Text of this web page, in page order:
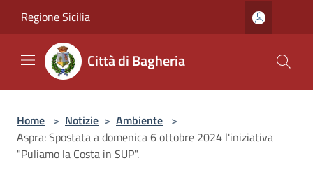
Regione Sicilia
Città di Bagheria
Home > Notizie > Ambiente >
Aspra: Spostata a domenica 6 ottobre 2024 l'iniziativa
"Puliamo la Costa in SUP".